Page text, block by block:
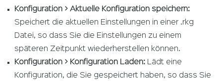
Konfiguration > Aktuelle Konfiguration speichern:
Speichert die aktuellen Einstellungen in einer .rkg
Datei, so dass Sie die Einstellungen zu einem
späteren Zeitpunkt wiederherstellen können.
Konfiguration > Konfiguration Laden: Lädt eine
Konfiguration, die Sie gespeichert haben, so dass Sie